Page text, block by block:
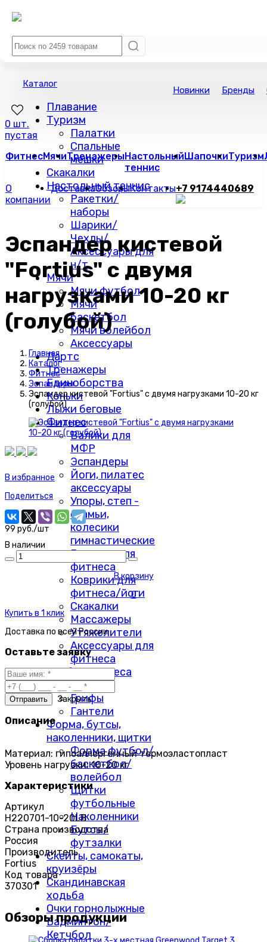
Каталог
Плавание
Туризм
Палатки
Спальные
мешки
Скакалки
Настольный теннис
Ракетки/
наборы
Шарики/
Чехлы/
Аксессуары для
н/т
Мячи
Мячи футбол
Мячи
баскетбол
Мячи волейбол
Аксессуары
Дартс
Тренажеры
Единоборства
Коньки
Лыжи беговые
Фитнес
Валики для
МФР
Эспандеры
Йоги, пилатес
аксессуары
Упоры, степ -
скамьи,
колесики
гимнастические
Гантели для
фитнеса
Коврики для
фитнеса/йоги
Скакалки
Массажеры
Утяжелители
Аксессуары для
фитнеса
Свободные веса
Диски
Грифы
Гантели
Форма, бутсы,
наколенники, щитки
Форма футбол/
баскетбол/
волейбол
Щитки
футбольные
Наколенники
Бутсы/
футзалки
Скейты, самокаты,
круизёры
Скандинавская
ходьба
Очки горнолыжные
Бадминтон/
Кетчбол
Новинки Бренды
0 шт.
пустая
ФитнесМячиТренажерыНастольный
теннис
ШапочкиТуризм
О
компании
ДоставкаОбзорыКонтакты+7 9174440689
Эспандер кистевой
"Fortius" с двумя
нагрузками 10-20 кг
(голубой)
Главная
Каталог
Фитнес
Эспандеры
Эспандер кистевой "Fortius" с двумя нагрузками 10-20 кг
(голубой)
В избранное
Поделиться
99 руб./шт
В наличии
В корзину
0
Купить в 1 клик
Доставка по всей России
Оставьте заявку
Закрыть
Описание
Материал: гипоаллергенный термоэластопласт
Уровень нагрузки: 10-20 кг
Характеристики
Артикул
H220701-10-20LB
Страна производства
Россия
Производитель
Fortius
Код товара
370301
Обзоры продукции